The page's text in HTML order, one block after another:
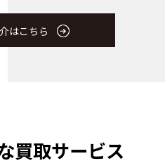
はこちら
買取サービス